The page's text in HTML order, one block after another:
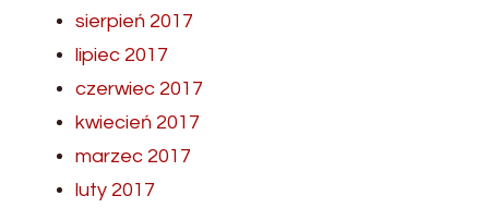
sierpień 2017
lipiec 2017
czerwiec 2017
kwiecień 2017
marzec 2017
luty 2017